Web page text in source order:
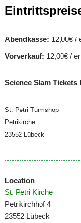
Abendkasse: 12,00€ /
Vorverkauf: 12,00€ /
Science Slam Tickets
St. Petri Turmshop
Petrikirche
23552 Lübeck
Location
St. Petri Kirche
Petrikirchhof 4
23552 Lübeck